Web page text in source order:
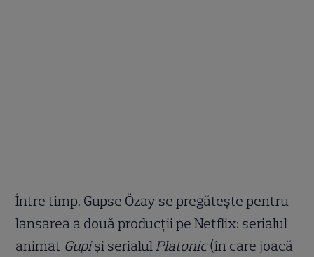
Între timp, Gupse Özay se pregătește pentru
lansarea a două producții pe Netflix: serialul
animat Gupiși serialulPlatonic(în care joacă